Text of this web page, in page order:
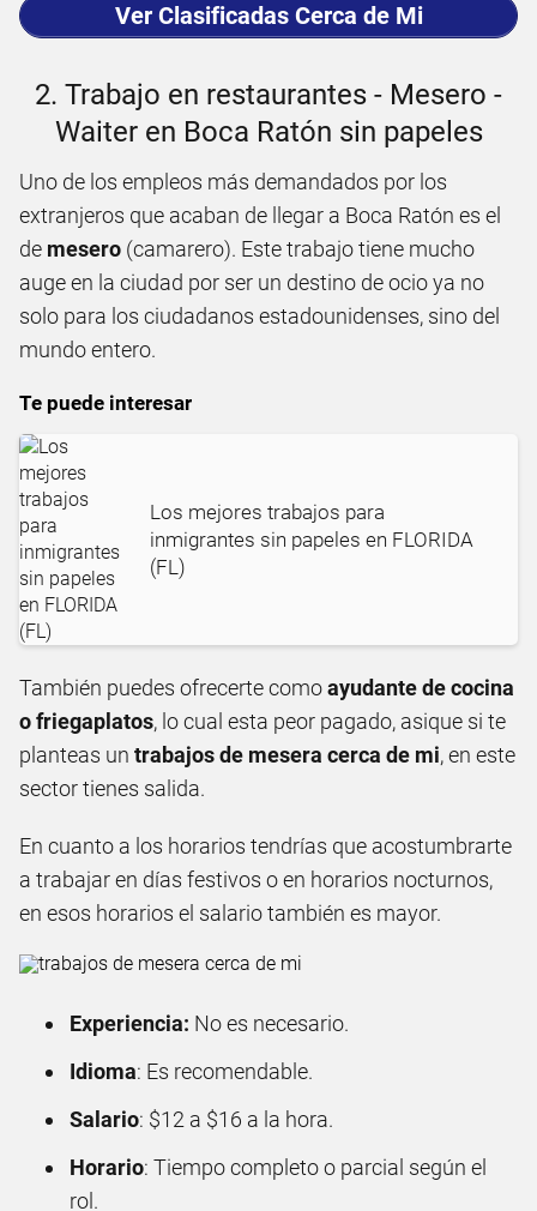
Ver Clasificadas Cerca de Mi
2. Trabajo en restaurantes - Mesero -
Waiter en Boca Ratón sin papeles
Uno de los empleos más demandados por los
extranjeros que acaban de llegar a Boca Ratón es el
de mesero (camarero). Este trabajo tiene mucho
auge en la ciudad por ser un destino de ocio ya no
solo para los ciudadanos estadounidenses, sino del
mundo entero.
Te puede interesar
Los mejores trabajos para
inmigrantes sin papeles en FLORIDA
(FL)
También puedes ofrecerte comoayudante de cocina
o friegaplatos, lo cual esta peor pagado, asique si te
planteas un trabajos de mesera cerca de mi, en este
sector tienes salida.
En cuanto a los horarios tendrías que acostumbrarte
a trabajar en días festivos o en horarios nocturnos,
en esos horarios el salario también es mayor.
Experiencia: No es necesario.
Idioma: Es recomendable.
Salario: $12 a $16 a la hora.
Horario: Tiempo completo o parcial según el
rol.